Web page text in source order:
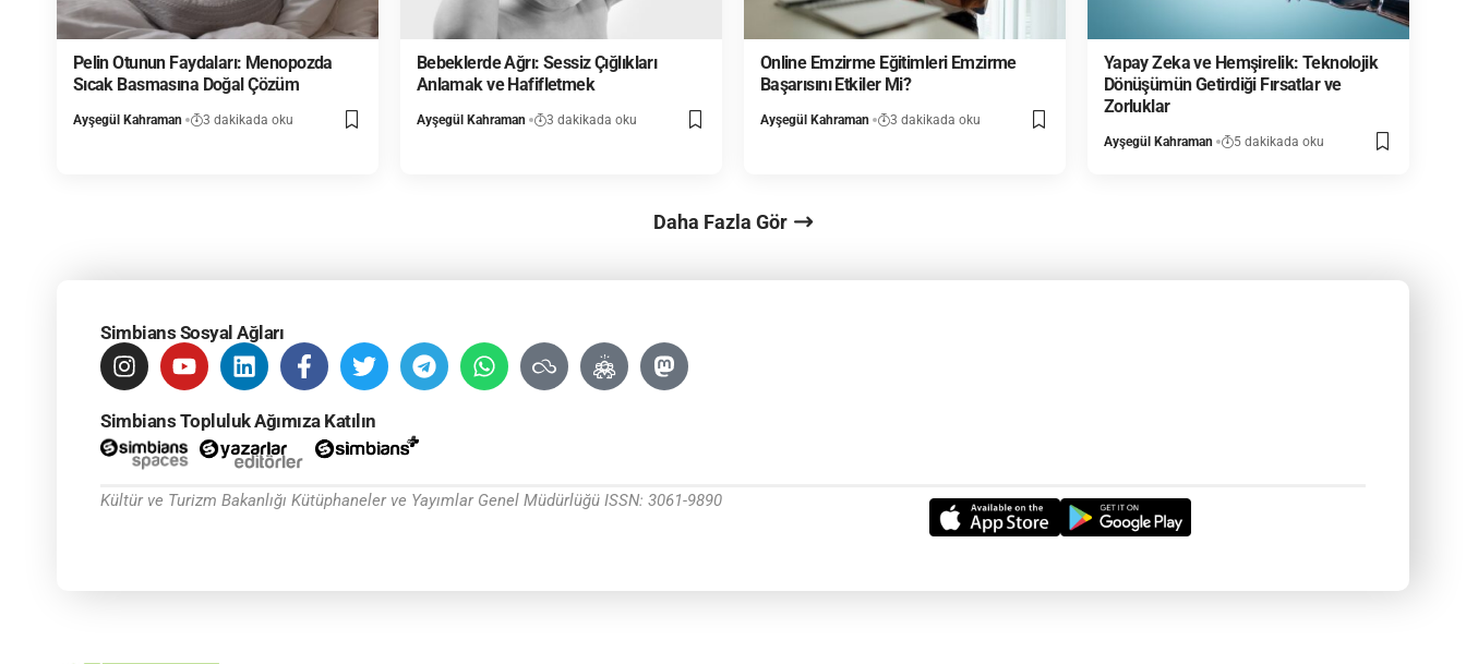
Pelin Otunun Faydaları: Menopozda
Sıcak Basmasına Doğal Çözüm
Ayşegül Kahraman 3 dakikada oku
Bebeklerde Ağrı: Sessiz Çığlıkları
Anlamak ve Hafifletmek
Ayşegül Kahraman 3 dakikada oku
Online Emzirme Eğitimleri Emzirme
Başarısını Etkiler Mi?
Ayşegül Kahraman 3 dakikada oku
Yapay Zeka ve Hemşirelik: Teknolojik
Dönüşümün Getirdiği Fırsatlar ve
Zorluklar
Ayşegül Kahraman 5 dakikada oku
Daha Fazla Gör
Simbians Sosyal Ağları
Simbians Topluluk Ağımıza Katılın
Kültür ve Turizm Bakanlığı Kütüphaneler ve Yayımlar Genel Müdürlüğü ISSN: 3061-9890